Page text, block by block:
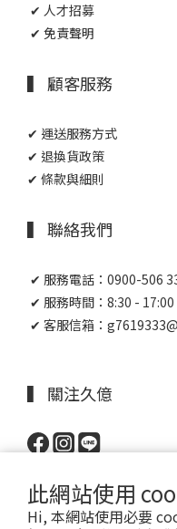
此網站使用
Hi, 本網站使用必要
✔ 人才招募
✔ 免責聲明
▍ 顧客服務
✔ 運送服務方式
✔ 退換貨政策
✔ 條款與細則
▍ 聯絡我們
✔ 服務電話：0900-506
✔ 服務時間：8:30 - 17:00
✔ 客服信箱：
▍ 關注久億